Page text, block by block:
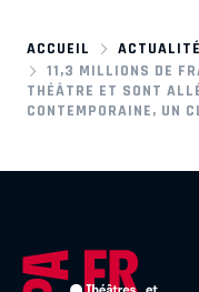
ACCUEIL
11,3 MILLIONS DE
THÉÂTRE ET SONT
CONTEMPORAINE, UN